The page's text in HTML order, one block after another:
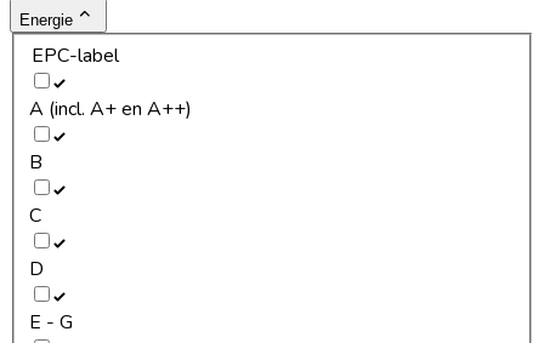
Energie
EPC-label
A (incl. A+ en A++)
B
C
D
E - G